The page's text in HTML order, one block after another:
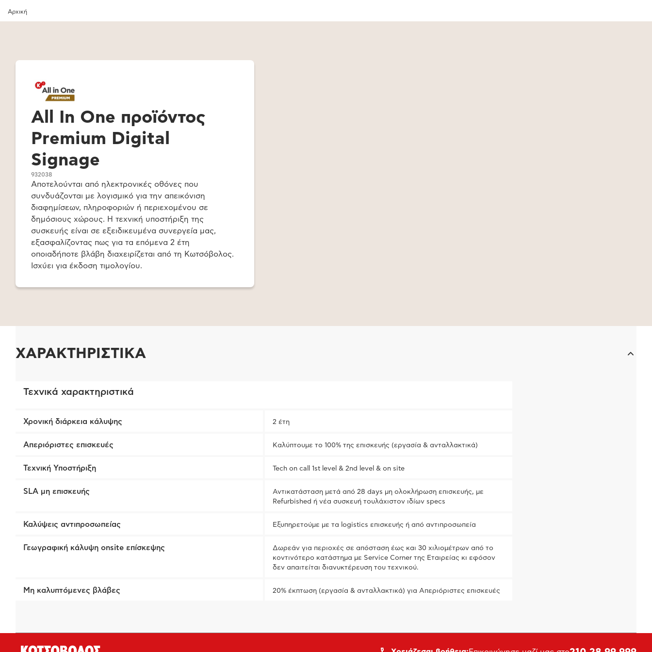
Αρχική
All In One προϊόντος
Premium Digital
Signage
932038
Αποτελούνται από ηλεκτρονικές οθόνες που
συνδυάζονται με λογισμικό για την απεικόνιση
διαφημίσεων, πληροφοριών ή περιεχομένου σε
δημόσιους χώρους. Η τεχνική υποστήριξη της
συσκευής είναι σε εξειδικευμένα συνεργεία μας,
εξασφαλίζοντας πως για τα επόμενα 2 έτη
οποιαδήποτε βλάβη διαχειρίζεται από τη Κωτσόβολος.
Ισχύει για έκδοση τιμολογίου.
ΧΑΡΑΚΤΗΡΙΣΤΙΚΑ
Τεχνικά χαρακτηριστικά
Χρονική διάρκεια κάλυψης 2 έτη
Απεριόριστες επισκευές Καλύπτουμε το 100% της επισκευής (εργασία & ανταλλακτικά)
Τεχνική Υποστήριξη Tech on call 1st level & 2nd level & on site
SLA μη επισκευής
Αντικατάσταση μετά από 28 days μη ολοκλήρωση επισκευής, με
Refurbished ή νέα συσκευή τουλάχιστον ιδίων specs
Καλύψεις αντιπροσωπείας Εξυπηρετούμε με τα logistics επισκευής ή από αντιπροσωπεία
Γεωγραφική κάλυψη onsite επίσκεψης
Δωρεάν για περιοχές σε απόσταση έως και 30 χιλιομέτρων από το
κοντινότερο κατάστημα με Service Corner της Εταιρείας κι εφόσον
δεν απαιτείται διανυκτέρευση του τεχνικού.
Μη καλυπτόμενες βλάβες 20% έκπτωση (εργασία & ανταλλακτικά) για Απεριόριστες επισκευές